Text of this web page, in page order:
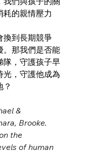
耗的親情壓力
換到長期競爭
。那我們是否能
隊，守護孩子早
光，守護他成為
？
&
Brooke.
the
of human